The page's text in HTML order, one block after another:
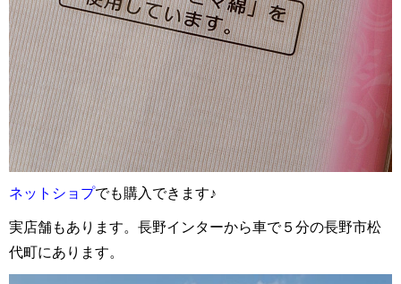
ネットショプでも購入できます♪
実店舗もあります。長野インターから車で５分の長野市松
代町にあります。